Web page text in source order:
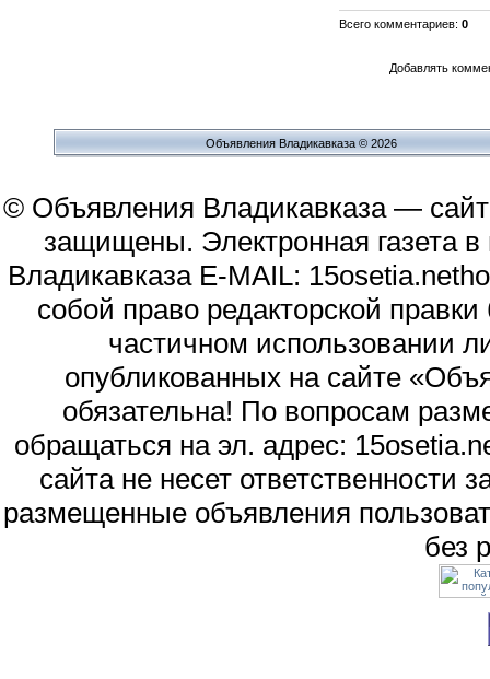
Всего комментариев: 0
Добавлять
Объявления Владикавказа © 2026
© Объявления Владикавказа —
защищены. Электронная газета
Владикавказа E-MAIL:
собой право редакторской
частичном использовании
опубликованных на сайте
обязательна! По вопросам
обращаться на эл. адрес:
сайта не несет
размещенные объявления
без